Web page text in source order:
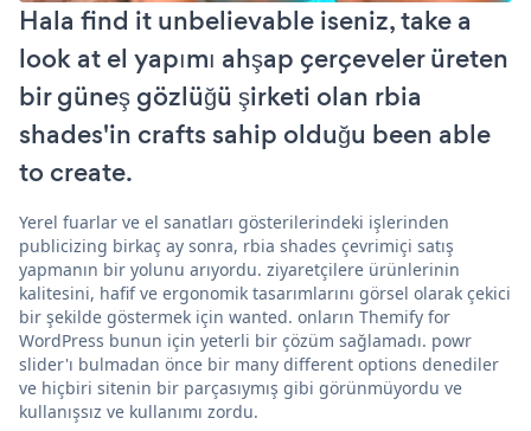
Hala find it unbelievable iseniz, take a
look at el yapımı ahşap çerçeveler üreten
bir güneş gözlüğü şirketi olan rbia
shades'in crafts sahip olduğu been able
to create.
Yerel fuarlar ve el sanatları gösterilerindeki işlerinden
publicizing birkaç ay sonra, rbia shades çevrimiçi satış
yapmanın bir yolunu arıyordu. ziyaretçilere ürünlerinin
kalitesini, hafif ve ergonomik tasarımlarını görsel olarak çekici
bir şekilde göstermek için wanted. onların Themify for
WordPress bunun için yeterli bir çözüm sağlamadı. powr
slider'ı bulmadan önce bir many different options denediler
ve hiçbiri sitenin bir parçasıymış gibi görünmüyordu ve
kullanışsız ve kullanımı zordu.